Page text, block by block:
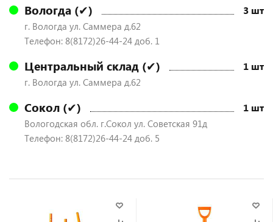
Вологда (✔) 3 шт
г. Вологда ул. Саммера д.62
Телефон: 8(8172)26-44-24 доб. 1
Центральный склад (✔) 1 шт
г. Вологда ул. Саммера д.62
Сокол (✔) 1 шт
Вологодская обл. г.Сокол ул. Советская 91д
Телефон: 8(8172)26-44-24 доб. 5